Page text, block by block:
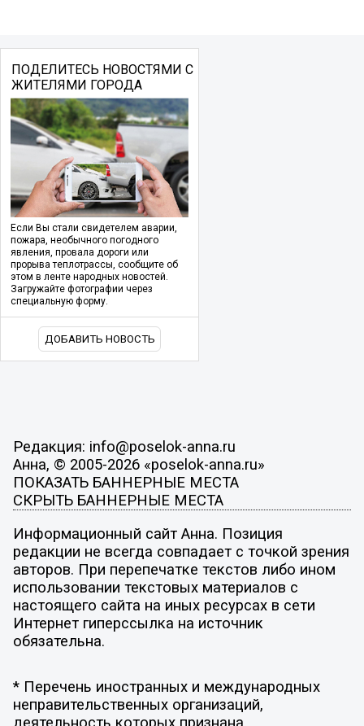
ПОДЕЛИТЕСЬ НОВОСТЯМИ С
ЖИТЕЛЯМИ ГОРОДА
Если Вы стали свидетелем аварии,
пожара, необычного погодного
явления, провала дороги или
прорыва теплотрассы, сообщите об
этом в ленте народных новостей.
Загружайте фотографии через
специальную форму.
ДОБАВИТЬ НОВОСТЬ
Редакция: info@poselok-anna.ru
Анна, © 2005-2026 «poselok-anna.ru»
ПОКАЗАТЬ БАННЕРНЫЕ МЕСТА
СКРЫТЬ БАННЕРНЫЕ МЕСТА
Информационный сайт Анна. Позиция
редакции не всегда совпадает с точкой зрения
авторов. При перепечатке текстов либо ином
использовании текстовых материалов с
настоящего сайта на иных ресурсах в сети
Интернет гиперссылка на источник
обязательна.
* Перечень иностранных и международных
неправительственных организаций,